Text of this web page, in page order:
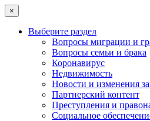
×
Выберите раздел
Вопросы миграции и
Вопросы семьи и брака
Коронавирус
Недвижимость
Новости и изменения
Партнерский контент
Преступления и
Социальное